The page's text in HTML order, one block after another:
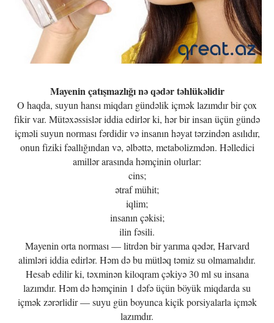
Mayenin çatışmazlığı nə qədər təhlükəlidir
O haqda, suyun hansı miqdarı gündəlik içmək lazımdır bir çox
fikir var. Mütəxəssislər iddia edirlər ki, hər bir insan üçün gündə
içməli suyun norması fərdidir və insanın həyat tərzindən asılıdır,
onun fiziki fəallığından və, əlbəttə, metabolizmdən. Həlledici
amillər arasında həmçinin olurlar:
cins;
ətraf mühit;
iqlim;
insanın çəkisi;
ilin fəsili.
Mayenin orta norması — litrdən bir yarıma qədər, Harvard
alimləri iddia edirlər. Həm də bu mütləq təmiz su olmamalıdır.
Hesab edilir ki, təxminən kiloqram çəkiyə 30 ml su insana
lazımdır. Həm də həmçinin 1 dəfə üçün böyük miqdarda su
içmək zərərlidir — suyu gün boyunca kiçik porsiyalarla içmək
lazımdır.